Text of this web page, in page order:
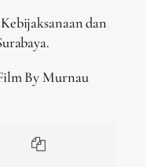
dan
By Murnau